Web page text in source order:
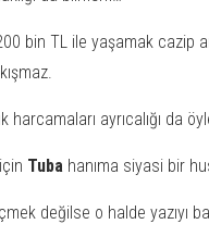
bin TL ile yaşamak cazip
harcamaları ayrıcalığı da
Tuba hanıma siyasi bir
değilse o halde yazıyı